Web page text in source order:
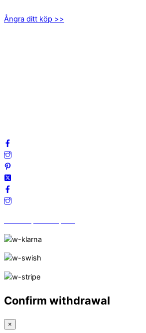
Ångra ditt köp >>
Confirm withdrawal
×